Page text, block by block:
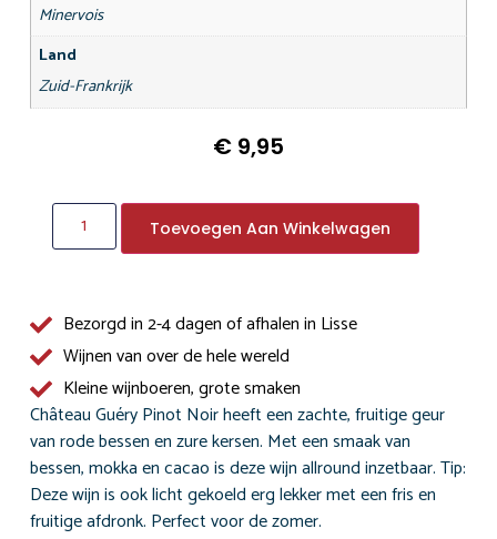
Minervois
Land
Zuid-Frankrijk
€ 9,95
Toevoegen Aan Winkelwagen
Bezorgd in 2-4 dagen of afhalen in Lisse
Wijnen van over de hele wereld
Kleine wijnboeren, grote smaken
Château Guéry Pinot Noir heeft een zachte, fruitige geur
van rode bessen en zure kersen. Met een smaak van
bessen, mokka en cacao is deze wijn allround inzetbaar. Tip:
Deze wijn is ook licht gekoeld erg lekker met een fris en
fruitige afdronk. Perfect voor de zomer.